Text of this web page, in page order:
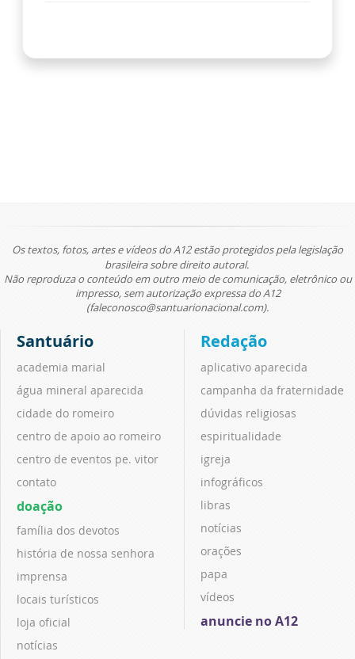
Os textos, fotos, artes e vídeos do A12 estão protegidos pela legislação
brasileira sobre direito autoral.
Não reproduza o conteúdo em outro meio de comunicação, eletrônico ou
impresso, sem autorização expressa do A12
(faleconosco@santuarionacional.com).
Santuário
academia marial
água mineral aparecida
cidade do romeiro
centro de apoio ao romeiro
centro de eventos pe. vitor
contato
doação
família dos devotos
história de nossa senhora
imprensa
locais turísticos
loja oficial
notícias
Redação
aplicativo aparecida
campanha da fraternidade
dúvidas religiosas
espiritualidade
igreja
infográficos
libras
notícias
orações
papa
vídeos
anuncie no A12